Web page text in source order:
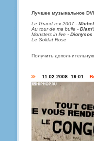
Лучшее музыкальное
Le Grand rex 2007 -
Au tour de ma bulle -
Monsters in live - Dionysos
Le Soldat Rose
Получить
11.02.2008 19:01